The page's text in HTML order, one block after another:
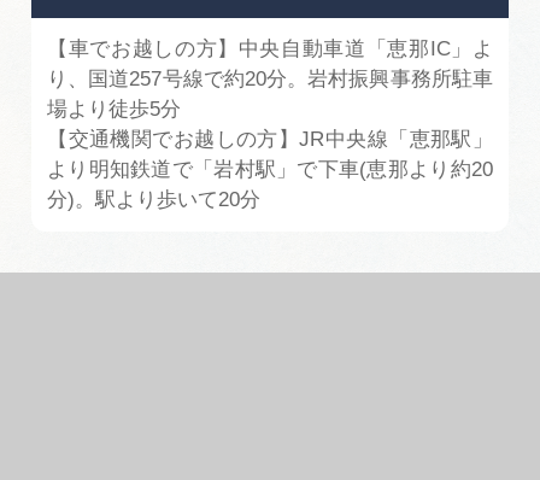
【車でお越しの方】中央自動車道「恵那IC」よ
り、国道257号線で約20分。岩村振興事務所駐車
場より徒歩5分
【交通機関でお越しの方】JR中央線「恵那駅」
より明知鉄道で「岩村駅」で下車(恵那より約20
分)。駅より歩いて20分